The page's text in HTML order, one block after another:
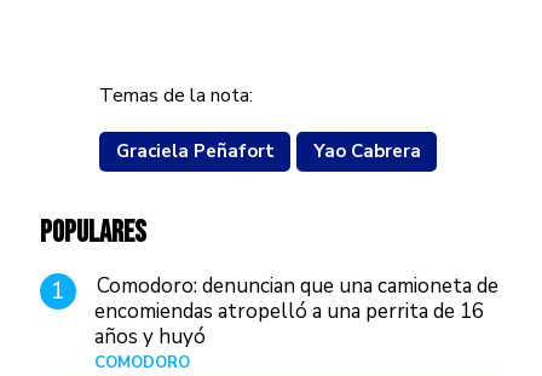
Temas de la nota:
Graciela Peñafort Yao Cabrera
POPULARES
1
Comodoro: denuncian que una camioneta de
encomiendas atropelló a una perrita de 16
años y huyó
COMODORO